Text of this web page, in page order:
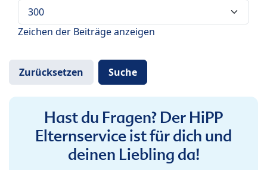
Zeichen der Beiträge anzeigen
Hast du Fragen? Der HiPP
Elternservice ist für dich und
deinen Liebling da!